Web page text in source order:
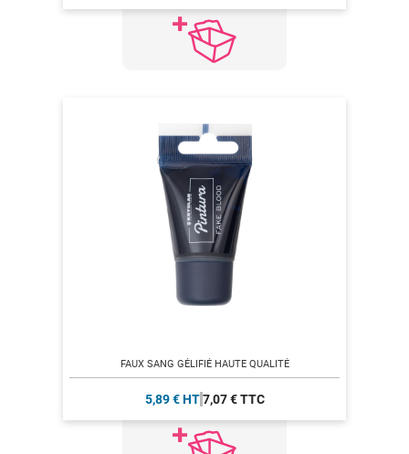
FAUX SANG GÉLIFIÉ HAUTE QUALITÉ
5,89 € HT 7,07 € TTC